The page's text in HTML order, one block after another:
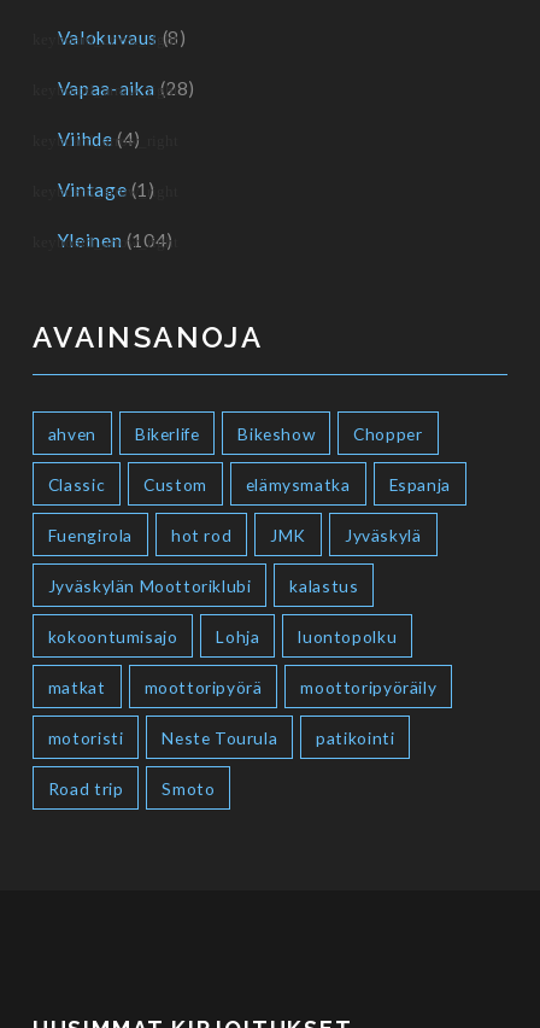
Valokuvaus (8)
Vapaa-aika (28)
Viihde (4)
Vintage (1)
Yleinen (104)
AVAINSANOJA
ahven Bikerlife Bikeshow Chopper
Classic Custom elämysmatka Espanja
Fuengirola hot rod JMK Jyväskylä
Jyväskylän Moottoriklubi kalastus
kokoontumisajo Lohja luontopolku
matkat moottoripyörä moottoripyöräily
motoristi Neste Tourula patikointi
Road trip Smoto